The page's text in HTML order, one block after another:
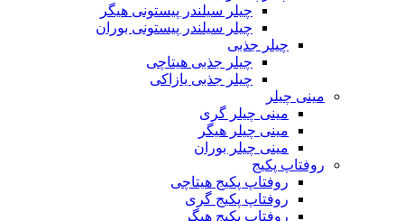
چیلر سیلندر پیستونی هیگر
چیلر سیلندر پیستونی بوران
چیلر جذبی
چیلر جذبی هیتاچی
چیلر جذبی یازاکی
مینی چیلر
مینی چیلر گری
مینی چیلر هیگر
مینی چیلر بوران
روفتاپ پکیج
روفتاپ پکیج هیتاچی
روفتاپ پکیج گری
روفتاپ پکیج هیگر